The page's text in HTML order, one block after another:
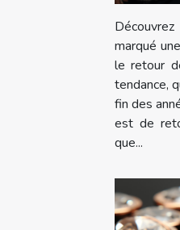
marqué
le retour
tendance,
fin des
est de
que...